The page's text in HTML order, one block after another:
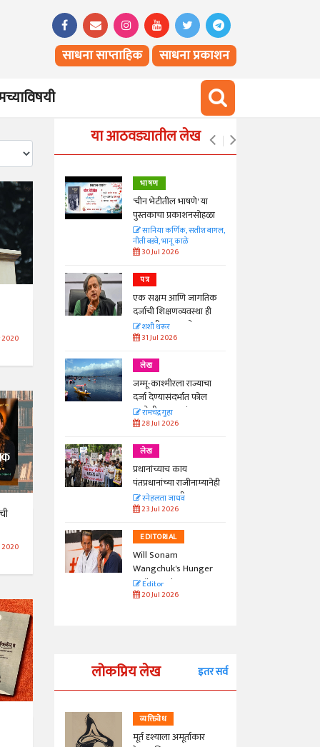
साधना साप्ताहिक साधना प्रकाशन
या आठवड्यातील लेख
जपणारी
भाषण
'चीन भेटीतील भाषणे' या
पुस्तकाचा प्रकाशनसोहळा
सानिया कर्णिक, सतीश बागल,
नीती बडवे, भानू काळे
30 Jul 2026
पत्र
एक सक्षम आणि जागतिक
दर्जाची शिक्षणव्यवस्था ही
काळाची गरज आहे
शशी थरूर
31 Jul 2026
लेख
जम्मू-काश्मीरला राज्याचा
दर्जा देण्यासंदर्भात फोल
ठरलेली आश्वासनं
रामचंद्र गुहा
28 Jul 2026
लेख
प्रधानांच्याच काय
पंतप्रधानांच्या राजीनाम्यानेही
प्रश्न सुटणार नाही, पण...
स्नेहलता जाधव
23 Jul 2026
EDITORIAL
Will Sonam
Wangchuk's Hunger
Strike Make a
Difference?
Editor
20 Jul 2026
लोकप्रिय लेख इतर सर्व
व्यक्तिवेध
मूर्त दृश्याला अमूर्ताकार